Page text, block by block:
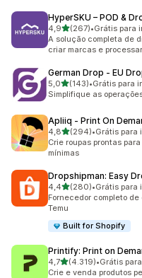
HyperSKU – POD &
4,9de 5 estrelas
(267)
267 avaliações ao todo
•Grátis para
A solução completa de
criar marcas e
German Drop ‑ EU
5,0de 5 estrelas
(143)
143 avaliações ao todo
•Grátis para
Simplifique as
Apliiq ‑ Print On
4,8de 5 estrelas
(294)
294 avaliações ao todo
•Grátis para
Crie roupas prontas
mínimas
Dropshipman: Easy
4,4de 5 estrelas
(280)
280 avaliações ao todo
•Grátis para
Fornecedor completo
Temu
Built for Shopify
Printify: Print on
4,7de 5 estrelas
(4.319)
4319 avaliações ao todo
•Grátis
Crie e venda produtos